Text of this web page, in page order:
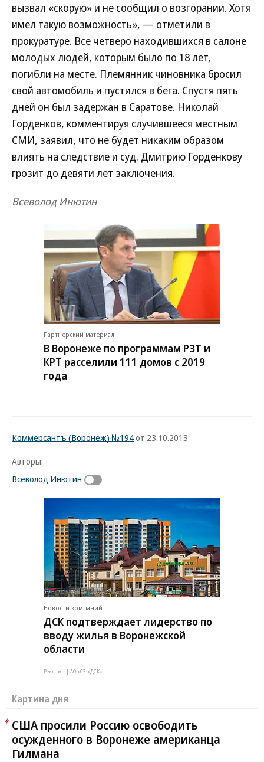
вызвал «скорую» и не сообщил о возгорании. Хотя
имел такую возможность», — отметили в
прокуратуре. Все четверо находившихся в салоне
молодых людей, которым было по 18 лет,
погибли на месте. Племянник чиновника бросил
свой автомобиль и пустился в бега. Спустя пять
дней он был задержан в Саратове. Николай
Горденков, комментируя случившееся местным
СМИ, заявил, что не будет никаким образом
влиять на следствие и суд. Дмитрию Горденкову
грозит до девяти лет заключения.
Всеволод Инютин
Партнерский материал
В Воронеже по программам РЗТ и
КРТ расселили 111 домов с 2019
года
Коммерсантъ (Воронеж) №194от 23.10.2013
Авторы:
Всеволод Инютин
Новости компаний
ДСК подтверждает лидерство по
вводу жилья в Воронежской
области
Реклама | АО «СЗ «ДСК»
Картина дня
США просили Россию освободить
осужденного в Воронеже американца
Гилмана